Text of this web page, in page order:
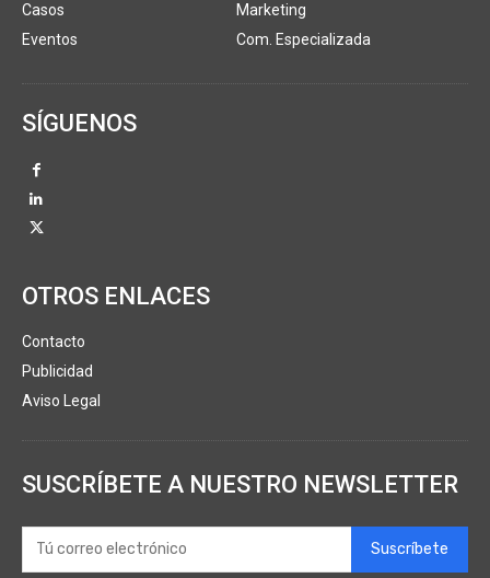
Casos
Eventos
Marketing
Com. Especializada
SÍGUENOS
OTROS ENLACES
Contacto
Publicidad
Aviso Legal
SUSCRÍBETE A NUESTRO NEWSLETTER
Suscríbete